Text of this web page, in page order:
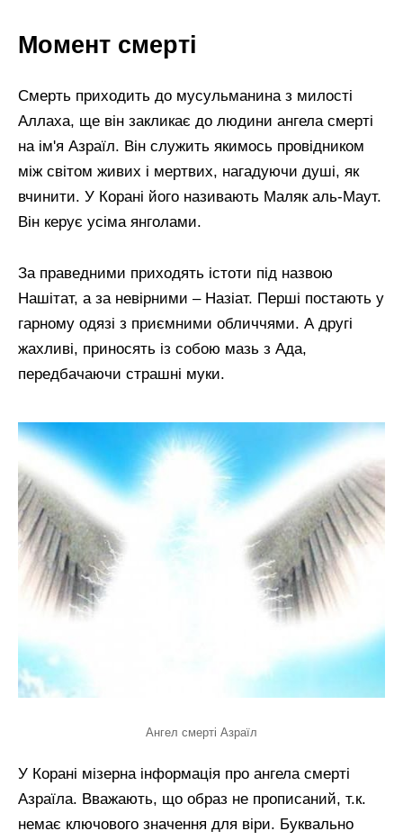
Момент смерті
Смерть приходить до мусульманина з милості
Аллаха, ще він закликає до людини ангела смерті
на ім'я Азраїл. Він служить якимось провідником
між світом живих і мертвих, нагадуючи душі, як
вчинити. У Корані його називають Маляк аль-Маут.
Він керує усіма янголами.
За праведними приходять істоти під назвою
Нашітат, а за невірними – Назіат. Перші постають у
гарному одязі з приємними обличчями. А другі
жахливі, приносять із собою мазь з Ада,
передбачаючи страшні муки.
Ангел смерті Азраїл
У Корані мізерна інформація про ангела смерті
Азраїла. Вважають, що образ не прописаний, т.к.
немає ключового значення для віри. Буквально